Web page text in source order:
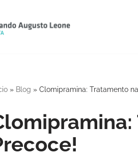
» Blog » Clomipramina: Tratamento